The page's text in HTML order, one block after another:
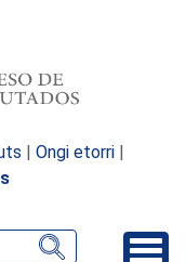
| Ongi etorri |